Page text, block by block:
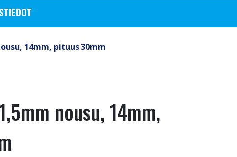
14mm, pituus 30mm
nousu, 14mm,